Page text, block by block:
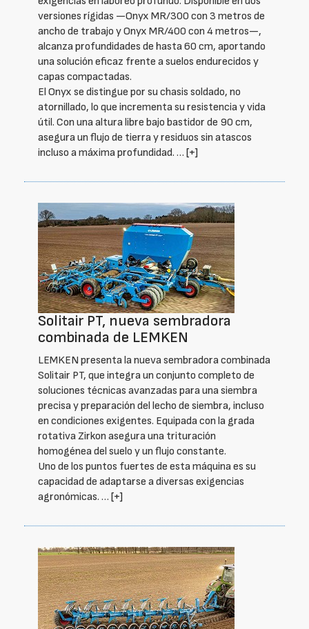
versiones rígidas —Onyx MR/300 con 3 metros de
ancho de trabajo y Onyx MR/400 con 4 metros—,
alcanza profundidades de hasta 60 cm, aportando
una solución eficaz frente a suelos endurecidos y
capas compactadas.
El Onyx se distingue por su chasis soldado, no
atornillado, lo que incrementa su resistencia y vida
útil. Con una altura libre bajo bastidor de 90 cm,
asegura un flujo de tierra y residuos sin atascos
incluso a máxima profundidad. … [+]
Solitair PT, nueva sembradora
combinada de LEMKEN
LEMKEN presenta la nueva sembradora combinada
Solitair PT, que integra un conjunto completo de
soluciones técnicas avanzadas para una siembra
precisa y preparación del lecho de siembra, incluso
en condiciones exigentes. Equipada con la grada
rotativa Zirkon asegura una trituración
homogénea del suelo y un flujo constante.
Uno de los puntos fuertes de esta máquina es su
capacidad de adaptarse a diversas exigencias
agronómicas. … [+]